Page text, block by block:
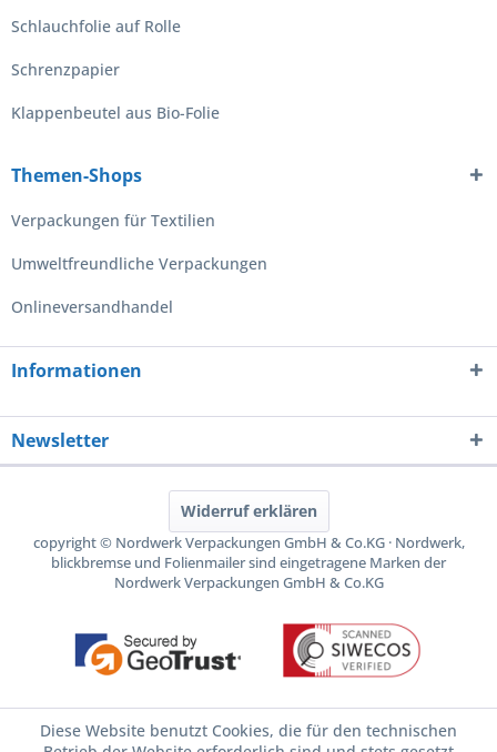
Schlauchfolie auf Rolle
Schrenzpapier
Klappenbeutel aus Bio-Folie
Themen-Shops
Verpackungen für Textilien
Umweltfreundliche Verpackungen
Onlineversandhandel
Informationen
Newsletter
Widerruf erklären
copyright © Nordwerk Verpackungen GmbH & Co.KG · Nordwerk,
blickbremse und Folienmailer sind eingetragene Marken der
Nordwerk Verpackungen GmbH & Co.KG
Diese Website benutzt Cookies, die für den technischen